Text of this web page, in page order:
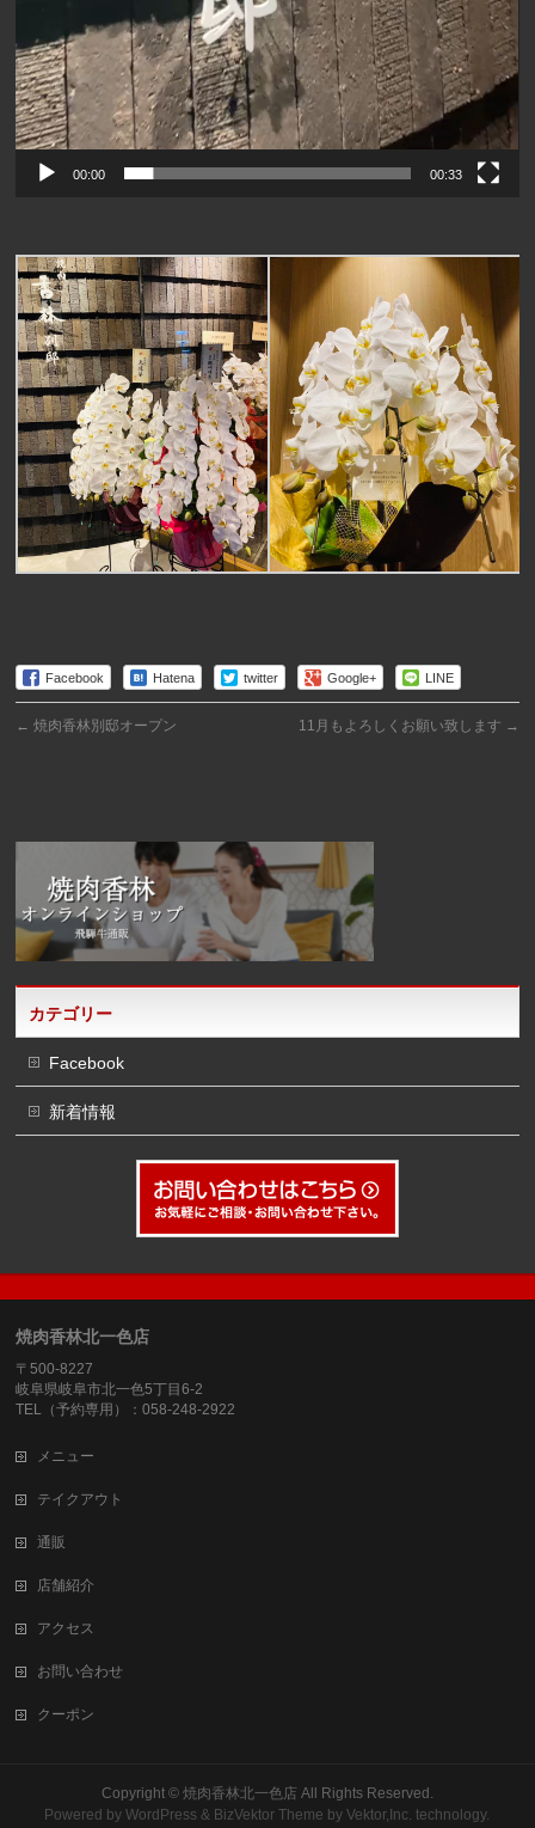
00:00 00:33
Facebook Hatena twitter Google+ LINE
← 焼肉香林別邸オープン 11月もよろしくお願い致します →
カテゴリー
Facebook
新着情報
焼肉香林北一色店
〒500-8227
岐阜県岐阜市北一色5丁目6-2
TEL（予約専用）：058-248-2922
メニュー
テイクアウト
通販
店舗紹介
アクセス
お問い合わせ
クーポン
Copyright © 焼肉香林北一色店All Rights Reserved.
Powered byWordPress & BizVektor Theme byVektor,Inc. technology.